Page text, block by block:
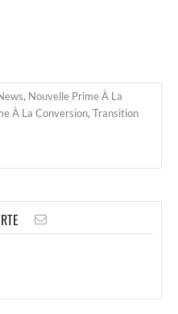
, Nouvelle Prime À La
À La Conversion, Transition